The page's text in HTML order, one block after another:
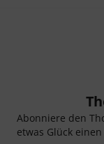
Abonniere den
etwas Glück einen